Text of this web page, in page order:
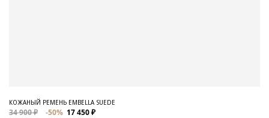
КОЖАНЫЙ РЕМЕНЬ EMBELLA SUEDE
34 900 ₽ -50% 17 450 ₽